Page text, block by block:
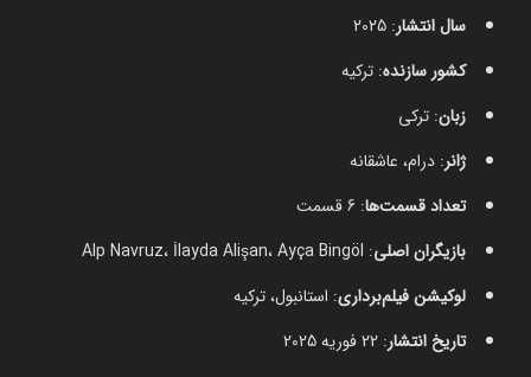
سال انتشار: 2025
کشور سازنده: ترکیه
زبان: ترکی
ژانر: درام، عاشقانه
تعداد قسمت‌ها: 6 قسمت
بازیگران اصلی: Alp Navruz، İlayda Alişan، Ayça Bingöl
لوکیشن فیلم‌برداری: استانبول، ترکیه
تاریخ انتشار: 22 فوریه 2025